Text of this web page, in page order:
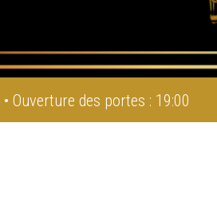
• Ouverture des portes : 19:00